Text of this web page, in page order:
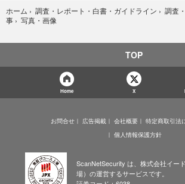
ホーム › 調査・レポート・白書・ガイドライン › 調査
事 › 写真・画像
TOP
Home X
お問合せ 広告掲載 会社概要
特定商取引法
個人情報保護方針
ScanNetSecurity は、株式会社イー
場）の運営するサービスです。